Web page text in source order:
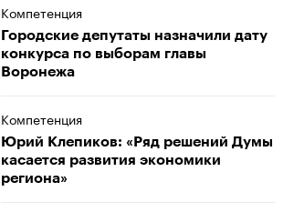
Компетенция
Городские депутаты назначили дату
конкурса по выборам главы
Воронежа
Компетенция
Юрий Клепиков: «Ряд решений Думы
касается развития экономики
региона»